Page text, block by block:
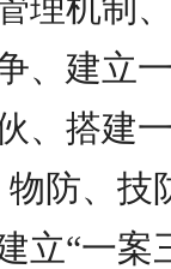
、建立
、搭建
防、技
立“一案